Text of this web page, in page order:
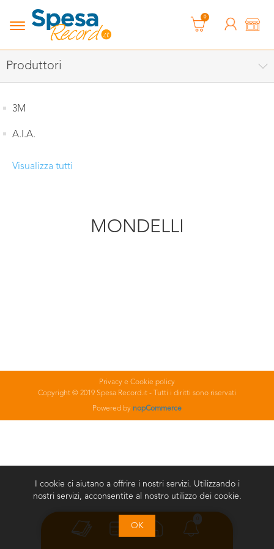
0
Produttori
3M
A.I.A.
Visualizza tutti
MONDELLI
Privacy e Cookie policy
Copyright © 2019 Spesa Record.it - Tutti i diritti sono riservati
Powered by nopCommerce
I cookie ci aiutano a offrire i nostri servizi. Utilizzando i
nostri servizi, acconsentite al nostro utilizzo dei cookie.
OK